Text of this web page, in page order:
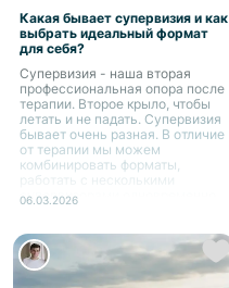
Какая бывает супервизия и как
выбрать идеальный формат
для себя?
Супервизия - наша вторая
профессиональная опора после
терапии. Второе крыло, чтобы
летать и не падать. Супервизия
бывает очень разная. В отличие
от терапии мы можем
комбинировать форматы,
работать с несколькими
супервизорами одновременно
06.03.2026